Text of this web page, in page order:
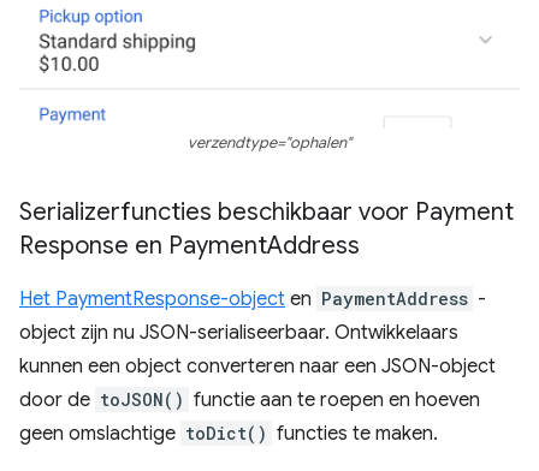
verzendtype="ophalen"
Serializerfuncties beschikbaar voor Payment
Response en PaymentAddress
Het PaymentResponse-object en PaymentAddress -
object zijn nu JSON-serialiseerbaar. Ontwikkelaars
kunnen een object converteren naar een JSON-object
door de toJSON() functie aan te roepen en hoeven
geen omslachtige toDict() functies te maken.